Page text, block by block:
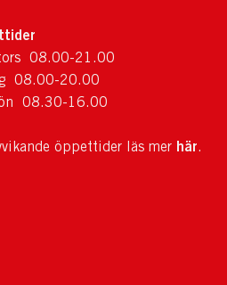
08.00-21.00
08.00-20.00
08.30-16.00
öppettider läs mer här.